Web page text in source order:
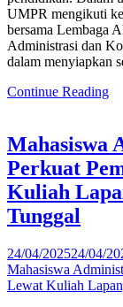
UMPR mengikuti
bersama Lembaga
Administrasi dan
dalam menyiapkan
Continue Reading
Mahasiswa
Perkuat
Kuliah
Tunggal
24/04/202524/04/
Mahasiswa
Lewat Kuliah